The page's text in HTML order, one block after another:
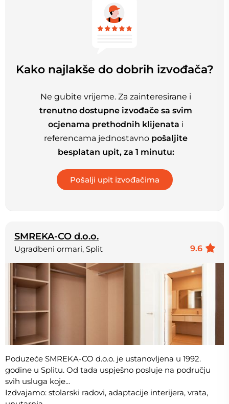
Kako najlakše do dobrih izvođača?
Ne gubite vrijeme. Za zainteresirane i
trenutno dostupne izvođače sa svim
ocjenama prethodnih klijenata i
referencama jednostavno pošaljite
besplatan upit, za 1 minutu:
SMREKA-CO d.o.o.
9.6
Ugradbeni ormari, Split
Poduzeće SMREKA-CO d.o.o. je ustanovljena u 1992.
godine u Splitu. Od tada uspješno posluje na području
svih usluga koje...
Izdvajamo: stolarski radovi, adaptacije interijera, vrata,